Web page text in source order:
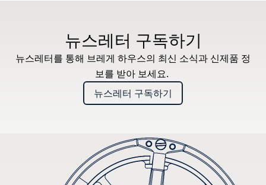
뉴스레터 구독하기
뉴스레터를 통해 브레게 하우스의 최신 소식과 신제품 정
보를 받아 보세요.
뉴스레터 구독하기